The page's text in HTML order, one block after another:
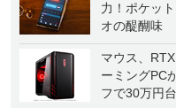
力！ポケッ
オの醍醐味
マウス、
ーミングPC
フで30万円台